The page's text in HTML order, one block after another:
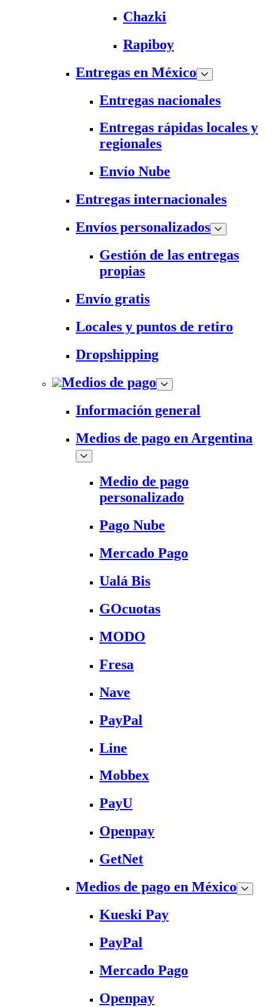
Chazki
Rapiboy
Entregas en México
Entregas nacionales
Entregas rápidas locales y
regionales
Envío Nube
Entregas internacionales
Envíos personalizados
Gestión de las entregas
propias
Envío gratis
Locales y puntos de retiro
Dropshipping
Medios de pago
Información general
Medios de pago en Argentina
Medio de pago
personalizado
Pago Nube
Mercado Pago
Ualá Bis
GOcuotas
MODO
Fresa
Nave
PayPal
Line
Mobbex
PayU
Openpay
GetNet
Medios de pago en México
Kueski Pay
PayPal
Mercado Pago
Openpay